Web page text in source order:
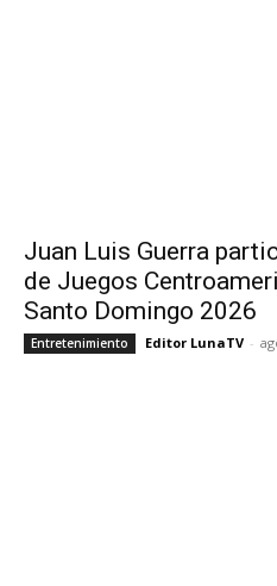
Juan Luis Guerra
de Juegos
Santo Domingo 2026
Entretenimiento Editor LunaTV -